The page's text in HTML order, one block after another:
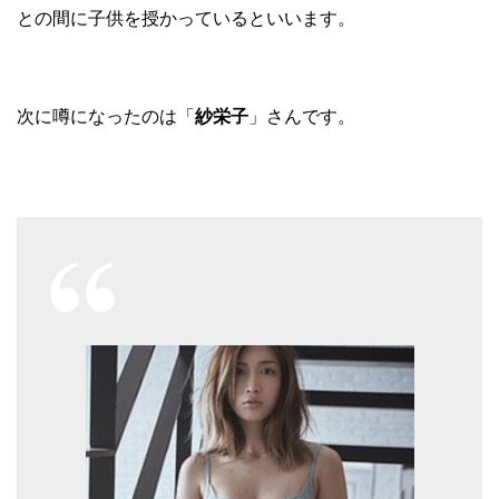
との間に子供を授かっているといいます。
次に噂になったのは「 紗栄子 」さんです。